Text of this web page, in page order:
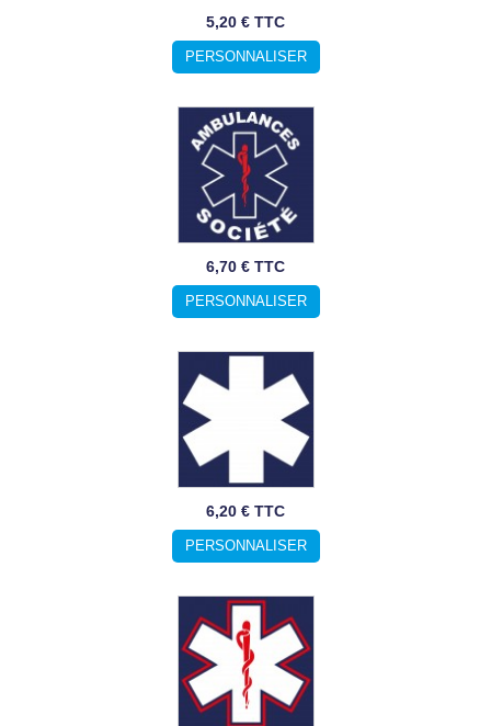
5,20 € TTC
PERSONNALISER
6,70 € TTC
PERSONNALISER
6,20 € TTC
PERSONNALISER